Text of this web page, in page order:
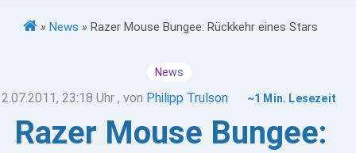
» News » Razer Mouse Bungee: Rückkehr eines Stars
News
23:18 Uhr , von Philipp Trulson ~1 Min. Lesezeit
Razer Mouse Bungee: